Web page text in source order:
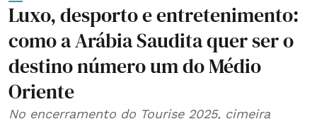
Luxo, desporto e entretenimento:
como a Arábia Saudita quer ser o
destino número um do Médio
Oriente
No encerramento do Tourise 2025, cimeira